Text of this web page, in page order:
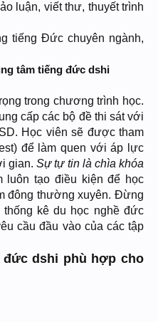
luận, viết thư, thuyết trình
tiếng Đức chuyên ngành,
tâm tiếng đức dshi
trong chương trình học.
cấp các bộ đề thi sát với
Học viên sẽ được tham
để làm quen với áp lực
gian.Sự tự tin là chìa khóa
luôn tạo điều kiện để học
đông thường xuyên. Đừng
kê du học nghề đức
cầu đầu vào của các tập
đức dshi phù hợp cho